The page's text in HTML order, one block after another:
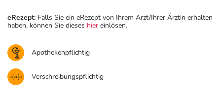
eRezept: Falls Sie ein eRezept von Ihrem Arzt/Ihrer Ärztin erhalten
haben, können Sie dieses hier einlösen.
Apothekenpflichtig
Verschreibungspflichtig